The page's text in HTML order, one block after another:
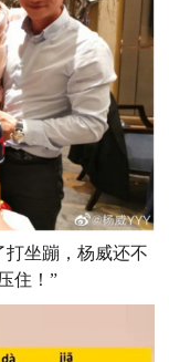
坐蹦，杨威还不
住！”